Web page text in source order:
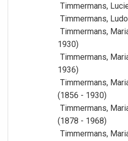
Timmermans,
Timmermans,
Timmermans,
1930)
Timmermans,
1936)
Timmermans,
(1856 - 1930)
Timmermans,
(1878 - 1968)
Timmermans,